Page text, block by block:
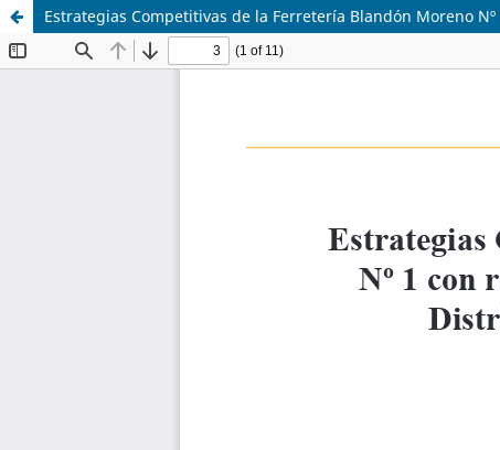
Estrategias Competitivas de la Ferretería Blandón Moreno